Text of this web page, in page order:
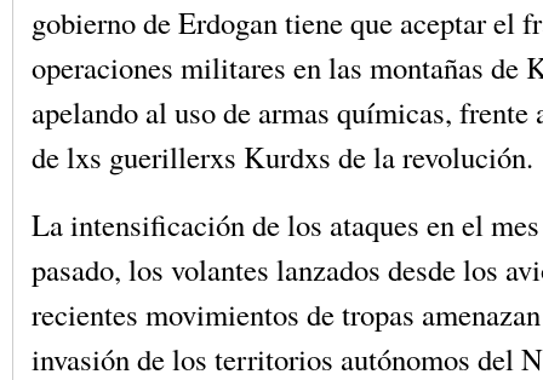
gobierno de Erdogan tiene que aceptar el
operaciones militares en las montañas de
apelando al uso de armas químicas, frente
de lxs guerillerxs Kurdxs de la revolución.
La intensificación de los ataques en el
pasado, los volantes lanzados desde los
recientes movimientos de tropas
invasión de los territorios autónomos del